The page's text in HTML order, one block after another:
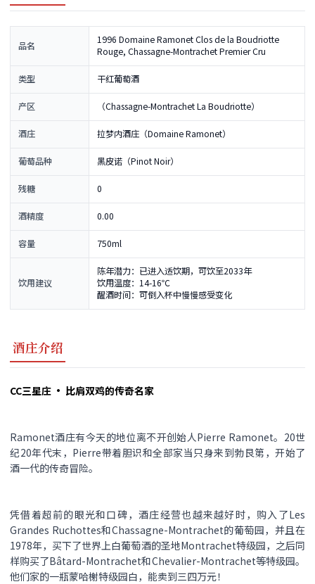
品名
1996 Domaine Ramonet Clos de la Boudriotte
Rouge, Chassagne-Montrachet Premier Cru
类型 干红葡萄酒
产区 （Chassagne-Montrachet La Boudriotte）
酒庄 拉梦内酒庄（Domaine Ramonet）
葡萄品种 黑皮诺（Pinot Noir）
残糖 0
酒精度 0.00
容量 750ml
饮用建议
陈年潜力：已进入适饮期，可饮至2033年
饮用温度：14-16℃
醒酒时间：可倒入杯中慢慢感受变化
酒庄介绍
CC三星庄 · 比肩双鸡的传奇名家
Ramonet酒庄有今天的地位离不开创始人Pierre Ramonet。20世
纪20年代末，Pierre带着胆识和全部家当只身来到勃艮第，开始了
酒一代的传奇冒险。
凭借着超前的眼光和口碑，酒庄经营也越来越好时，购入了Les
Grandes Ruchottes和Chassagne-Montrachet的葡萄园，并且在
1978年，买下了世界上白葡萄酒的圣地Montrachet特级园，之后同
样购买了Bâtard-Montrachet和Chevalier-Montrachet等特级园。
他们家的一瓶蒙哈榭特级园白，能卖到三四万元！